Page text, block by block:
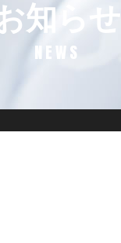
知らせ
NEWS